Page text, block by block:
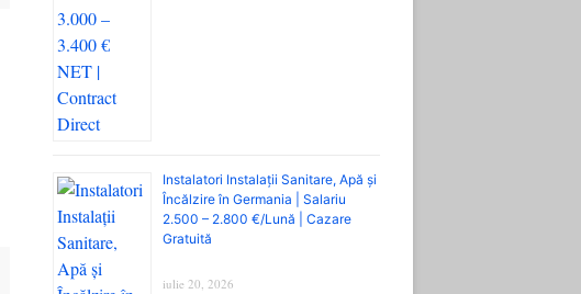
Instalatori Instalații Sanitare, Apă și
Încălzire în Germania | Salariu
2.500 – 2.800 €/Lună | Cazare
Gratuită
iulie 20, 2026